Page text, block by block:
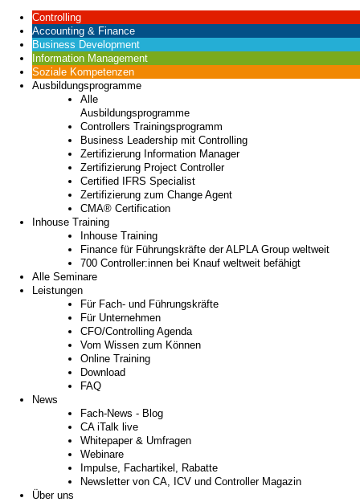
Controlling
Accounting & Finance
Business Development
Information Management
Soziale Kompetenzen
Ausbildungsprogramme
Alle
Ausbildungsprogramme
Controllers Trainingsprogramm
Business Leadership mit Controlling
Zertifizierung Information Manager
Zertifizierung Project Controller
Certified IFRS Specialist
Zertifizierung zum Change Agent
CMA® Certification
Inhouse Training
Inhouse Training
Finance für Führungskräfte der ALPLA Group weltweit
700 Controller:innen bei Knauf weltweit befähigt
Alle Seminare
Leistungen
Für Fach- und Führungskräfte
Für Unternehmen
CFO/Controlling Agenda
Vom Wissen zum Können
Online Training
Download
FAQ
News
Fach-News - Blog
CA iTalk live
Whitepaper & Umfragen
Webinare
Impulse, Fachartikel, Rabatte
Newsletter von CA, ICV und Controller Magazin
Über uns